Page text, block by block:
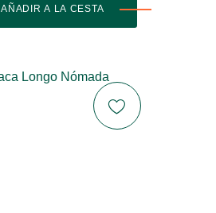
AÑADIR A LA CESTA